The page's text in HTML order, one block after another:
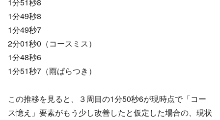
1分49秒8
1分49秒7
2分01秒0（コースミス）
1分48秒6
1分51秒7（雨ぱらつき）
この推移を見ると、３周目の1分50秒6が現時点で「コー
ス憶え」要素がもう少し改善したと仮定した場合の、現状